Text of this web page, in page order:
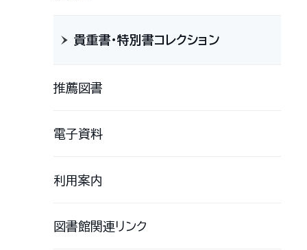
貴重書・特別書コレクション
推薦図書
電子資料
利用案内
図書館関連リンク